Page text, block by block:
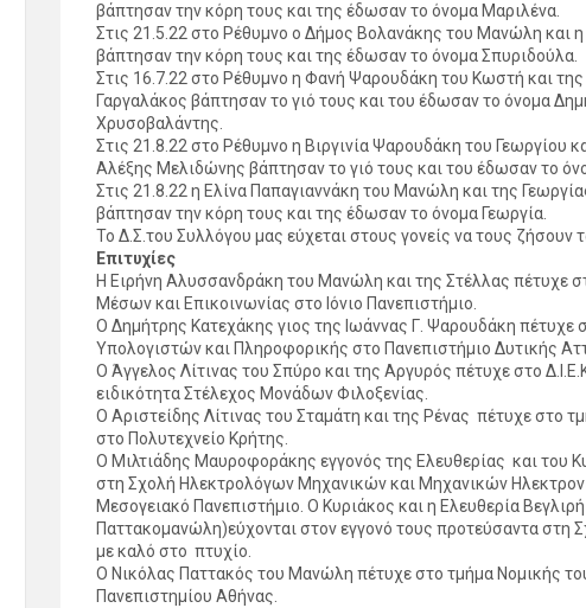
βάπτησαν την κόρη τους και της έδωσαν το όνομα Μαριλένα.
Στις 21.5.22 στο Ρέθυμνο ο Δήμος Βολανάκης του Μανώλη και
βάπτησαν την κόρη τους και της έδωσαν το όνομα Σπυριδούλα.
Στις 16.7.22 στο Ρέθυμνο η Φανή Ψαρουδάκη του Κωστή και
Γαργαλάκος βάπτησαν το γιό τους και του έδωσαν το όνομα
Χρυσοβαλάντης.
Στις 21.8.22 στο Ρέθυμνο η Βιργινία Ψαρουδάκη του Γεωργίου
Αλέξης Μελιδώνης βάπτησαν το γιό τους και του έδωσαν το
Στις 21.8.22 η Ελίνα Παπαγιαννάκη του Μανώλη και της
βάπτησαν την κόρη τους και της έδωσαν το όνομα Γεωργία.
Το Δ.Σ.του Συλλόγου μας εύχεται στους γονείς να τους ζήσουν
Επιτυχίες
Η Ειρήνη Αλυσσανδράκη του Μανώλη και της Στέλλας πέτυχε
Μέσων και Επικοινωνίας στο Ιόνιο Πανεπιστήμιο.
Ο Δημήτρης Κατεχάκης γιος της Ιωάννας Γ. Ψαρουδάκη πέτυχε
Υπολογιστών και Πληροφορικής στο Πανεπιστήμιο Δυτικής
Ο Άγγελος Λίτινας του Σπύρο και της Αργυρός πέτυχε στο
ειδικότητα Στέλεχος Μονάδων Φιλοξενίας.
Ο Αριστείδης Λίτινας του Σταμάτη και της Ρένας πέτυχε στο
στο Πολυτεχνείο Κρήτης.
Ο Μιλτιάδης Μαυροφοράκης εγγονός της Ελευθερίας και του
στη Σχολή Ηλεκτρολόγων Μηχανικών και Μηχανικών
Μεσογειακό Πανεπιστήμιο. Ο Κυριάκος και η Ελευθερία
Παττακομανώλη)εύχονται στον εγγονό τους προτεύσαντα στη
με καλό στο πτυχίο.
Ο Νικόλας Παττακός του Μανώλη πέτυχε στο τμήμα Νομικής
Πανεπιστημίου Αθήνας.